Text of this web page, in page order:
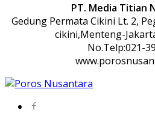
PT. Media Titian
Gedung Permata Cikini Lt. 2,
cikini,Menteng-
No.Telp:021-